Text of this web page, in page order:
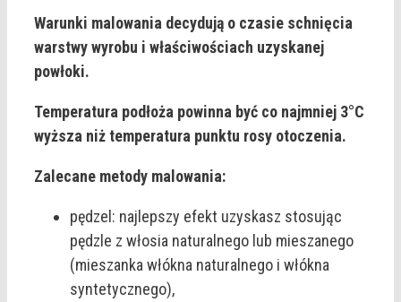
Warunki malowania decydują o czasie schnięcia
warstwy wyrobu i właściwościach uzyskanej
powłoki.
Temperatura podłoża powinna być co najmniej 3°C
wyższa niż temperatura punktu rosy otoczenia.
Zalecane metody malowania:
pędzel: najlepszy efekt uzyskasz stosując
pędzle z włosia naturalnego lub mieszanego
(mieszanka włókna naturalnego i włókna
syntetycznego),